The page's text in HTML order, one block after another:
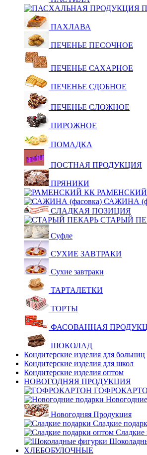
ПАХЛАВА
ПЕЧЕНЬЕ ПЕСОЧНОЕ
ПЕЧЕНЬЕ САХАРНОЕ
ПЕЧЕНЬЕ СДОБНОЕ
ПЕЧЕНЬЕ СЛОЖНОЕ
ПИРОЖНОЕ
ПОМАДКА
ПОСТНАЯ ПРОДУКЦИЯ
ПРЯНИКИ
САЖИНА
СЛАДКАЯ ПОЗИЦИЯ
СТАРЫЙ
Суфле
СУХИЕ ЗАВТРАКИ
Сухие завтраки
ТАРТАЛЕТКИ
ТОРТЫ
ФАСОВАННАЯ
ШОКОЛАД
Кондитерские изделия для больниц
Кондитерские изделия для школ
Кондитерские изделия оптом
НОВОГОДНЯЯ ПРОДУКЦИЯ
Новогодняя Продукция
Сладкие
Сладкие
ХЛЕБОБУЛОЧНЫЕ